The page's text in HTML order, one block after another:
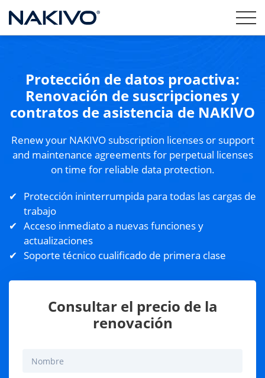
Protección de datos proactiva:
Renovación de suscripciones y
contratos de asistencia de NAKIVO
Renew your NAKIVO subscription licenses or support
and maintenance agreements for perpetual licenses
on time for reliable data protection.
Protección ininterrumpida para todas las cargas de
trabajo
Acceso inmediato a nuevas funciones y
actualizaciones
Soporte técnico cualificado de primera clase
Consultar el precio de la
renovación